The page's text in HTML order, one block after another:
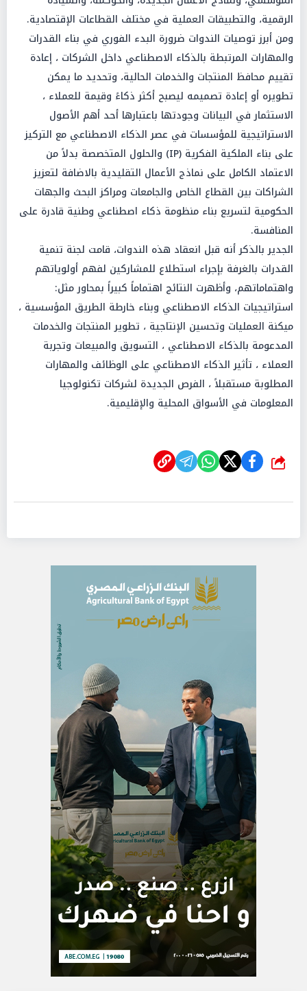
الرقمية، والتطبيقات العملية في مختلف القطاعات الإقتصادية.
ومن أبرز توصيات الندوات ضرورة البدء الفوري في بناء القدرات
والمهارات المرتبطة بالذكاء الاصطناعي داخل الشركات ، إعادة
تقييم محافظ المنتجات والخدمات الحالية، وتحديد ما يمكن
تطويره أو إعادة تصميمه ليصبح أكثر ذكاءً وقيمة للعملاء ،
الاستثمار في البيانات وجودتها باعتبارها أحد أهم الأصول
الاستراتيجية للمؤسسات في عصر الذكاء الاصطناعي مع التركيز
على بناء الملكية الفكرية (IP) والحلول المتخصصة بدلاً من
الاعتماد الكامل على نماذج الأعمال التقليدية بالاضافة لتعزيز
الشراكات بين القطاع الخاص والجامعات ومراكز البحث والجهات
الحكومية لتسريع بناء منظومة ذكاء اصطناعي وطنية قادرة على
المنافسة.
الجدير بالذكر أنه قبل انعقاد هذه الندوات، قامت لجنة تنمية
القدرات بالغرفة بإجراء استطلاع للمشاركين لفهم أولوياتهم
واهتماماتهم، وأظهرت النتائج اهتماماً كبيراً بمحاور مثل:
استراتيجيات الذكاء الاصطناعي وبناء خارطة الطريق المؤسسية ،
ميكنة العمليات وتحسين الإنتاجية ، تطوير المنتجات والخدمات
المدعومة بالذكاء الاصطناعي ، التسويق والمبيعات وتجربة
العملاء ، تأثير الذكاء الاصطناعي على الوظائف والمهارات
المطلوبة مستقبلاً ، الفرص الجديدة لشركات تكنولوجيا
المعلومات في الأسواق المحلية والإقليمية.
شارك